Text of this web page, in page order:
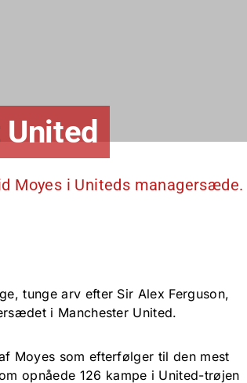
Moyes i Uniteds managersæde.
tunge arv efter Sir Alex Ferguson,
i Manchester United.
Moyes som efterfølger til den mest
opnåede 126 kampe i United-trøjen